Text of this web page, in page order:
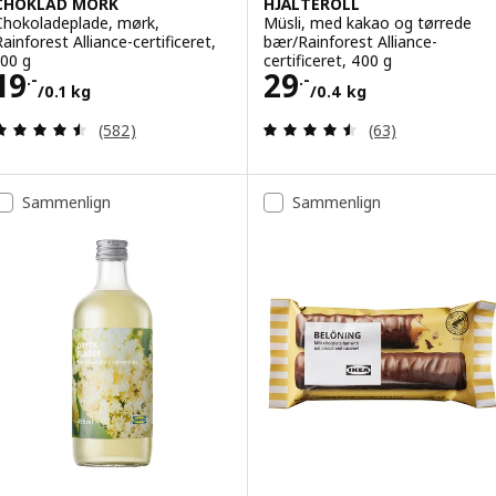
mørk,
Alliance-certificeret,
g
.-
/0.1 kg
19.-/0.1 kg
Anmeld: 4.5 ud af 5 Stjerner. Anmeldelser i alt:
(582)
Müsli, med kakao og tørrede
bær/Rainforest Alliance-
certificeret, 400 g
29.-
/0.4 kg
Pris 29.-/0.4 kg
Anmeld: 4.5 ud
(63)
Sammenlign Sammenlign